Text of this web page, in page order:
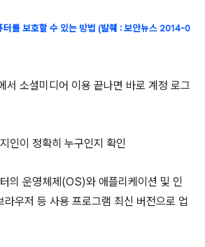
를 보호할 수 있는 방법 (발췌 : 보안뉴스 2014-0
소셜미디어 이용 끝나면 바로 계정 로그
인이 정확히 누구인지 확인
의 운영체제(OS)와 애플리케이션 및 인
라우저 등 사용 프로그램 최신 버전으로 업